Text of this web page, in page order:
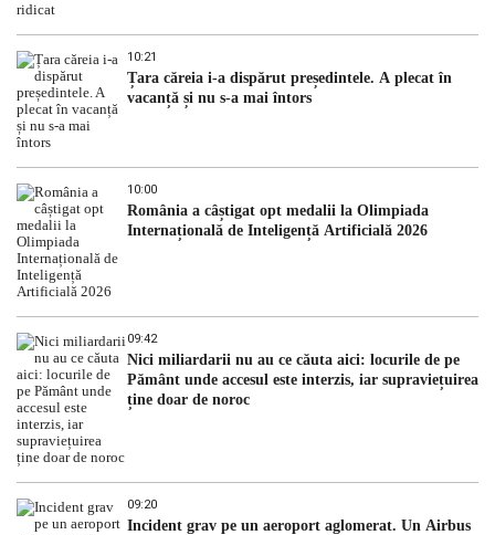
10:21
Țara căreia i-a dispărut președintele. A plecat în
vacanță și nu s-a mai întors
10:00
România a câștigat opt medalii la Olimpiada
Internațională de Inteligență Artificială 2026
09:42
Nici miliardarii nu au ce căuta aici: locurile de pe
Pământ unde accesul este interzis, iar supraviețuirea
ține doar de noroc
09:20
Incident grav pe un aeroport aglomerat. Un Airbus